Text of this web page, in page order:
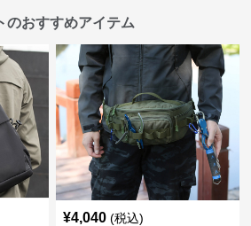
のおすすめアイテム
¥4,040 (税込)